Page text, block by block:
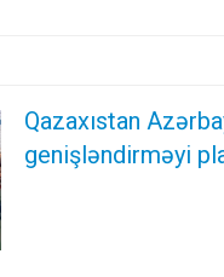
Qazaxıstan
genişləndirməyi